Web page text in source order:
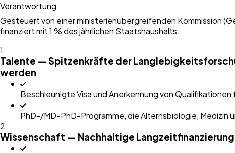
Verantwortung
Gesteuert von einer ministerienübergreifenden Kommission
finanziert mit 1 % des jährlichen Staatshaushalts.
1
Talente — Spitzenkräfte der
werden
Beschleunigte Visa und Anerkennung von Qualifikationen
PhD-/MD-PhD-Programme, die Alternsbiologie, Medizin
2
Wissenschaft — Nachhaltige